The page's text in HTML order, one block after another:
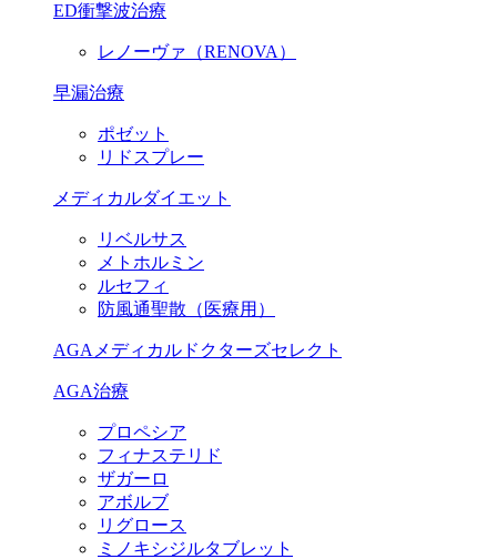
ED衝撃波治療
レノーヴァ（RENOVA）
早漏治療
ポゼット
リドスプレー
メディカルダイエット
リベルサス
メトホルミン
ルセフィ
防風通聖散（医療用）
AGAメディカルドクターズセレクト
AGA治療
プロペシア
フィナステリド
ザガーロ
アボルブ
リグロース
ミノキシジルタブレット